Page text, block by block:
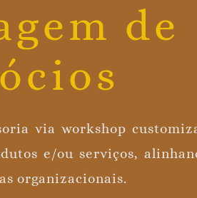
de
via workshop
e/ou serviços,
organizacionais.